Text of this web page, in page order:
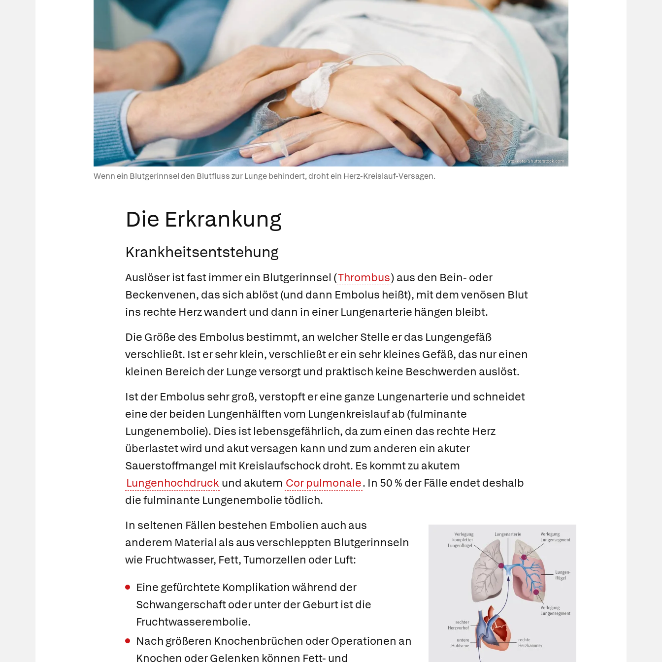
Stokkete/Shutterstock.com
Wenn ein Blutgerinnsel den Blutfluss zur Lunge behindert, droht ein Herz-Kreislauf-Versagen.
Die Erkrankung
Krankheitsentstehung
Auslöser ist fast immer ein Blutgerinnsel (Thrombus) aus den Bein- oder
Beckenvenen, das sich ablöst (und dann Embolus heißt), mit dem venösen Blut
ins rechte Herz wandert und dann in einer Lungenarterie hängen bleibt.
Die Größe des Embolus bestimmt, an welcher Stelle er das Lungengefäß
verschließt. Ist er sehr klein, verschließt er ein sehr kleines Gefäß, das nur einen
kleinen Bereich der Lunge versorgt und praktisch keine Beschwerden auslöst.
Ist der Embolus sehr groß, verstopft er eine ganze Lungenarterie und schneidet
eine der beiden Lungenhälften vom Lungenkreislauf ab (fulminante
Lungenembolie). Dies ist lebensgefährlich, da zum einen das rechte Herz
überlastet wird und akut versagen kann und zum anderen ein akuter
Sauerstoffmangel mit Kreislaufschock droht. Es kommt zu akutem
Lungenhochdruck und akutem Cor pulmonale. In 50 % der Fälle endet deshalb
die fulminante Lungenembolie tödlich.
In seltenen Fällen bestehen Embolien auch aus
anderem Material als aus verschleppten Blutgerinnseln
wie Fruchtwasser, Fett, Tumorzellen oder Luft:
Eine gefürchtete Komplikation während der
Schwangerschaft oder unter der Geburt ist die
Fruchtwasserembolie.
Nach größeren Knochenbrüchen oder Operationen an
Knochen oder Gelenken können Fett- und